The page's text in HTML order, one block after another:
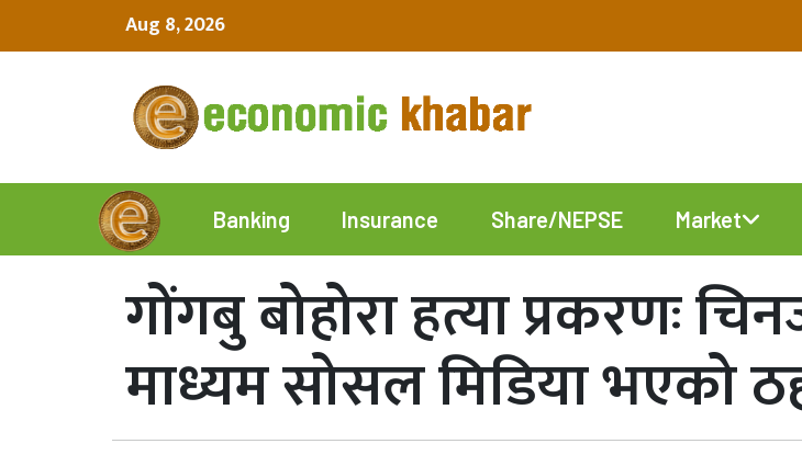
Aug 8, 2026
Banking Insurance Share/NEPSE Market
गोंगबु बोहोरा हत्या प्रकरणः
माध्यम सोसल मिडिया भएको